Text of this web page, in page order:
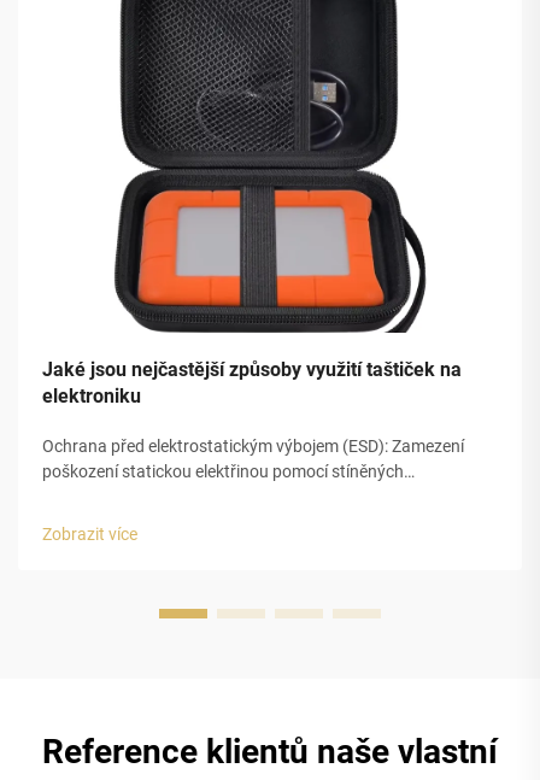
Jaké jsou nejčastější způsoby využití taštiček na
elektroniku
Ochrana před elektrostatickým výbojem (ESD): Zamezení
poškození statickou elektřinou pomocí stíněných
Zobrazit více
Reference klientů naše vlastní